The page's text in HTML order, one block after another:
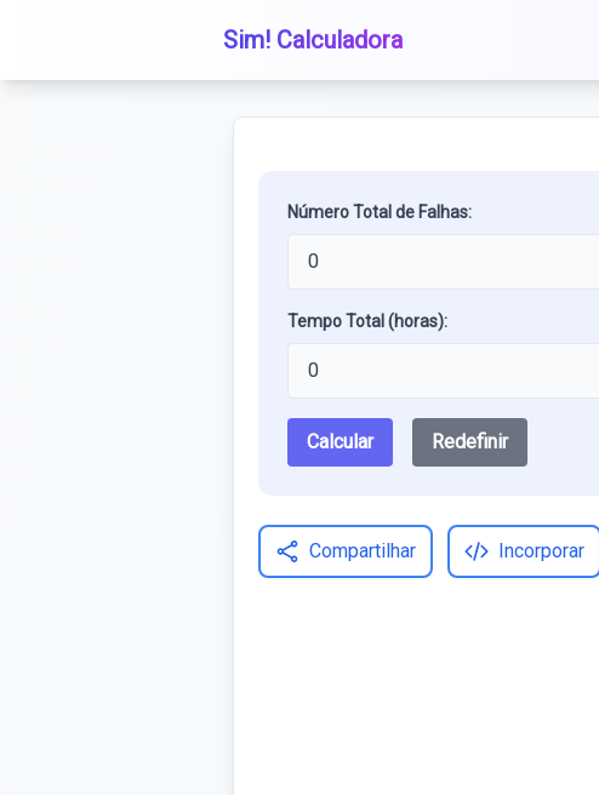
Sim! Calculadora
Número Total de Falhas:
Tempo Total (horas):
Calcular Redefinir
Compartilhar Incorporar